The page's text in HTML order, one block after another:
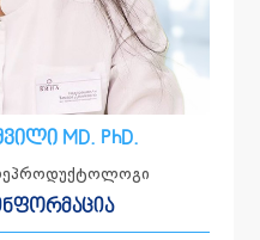
MD. PhD.